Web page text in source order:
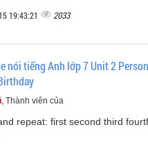
19:43:21 2033
nói tiếng Anh lớp 7 Unit 2
, Thành viên của
repeat: first second third